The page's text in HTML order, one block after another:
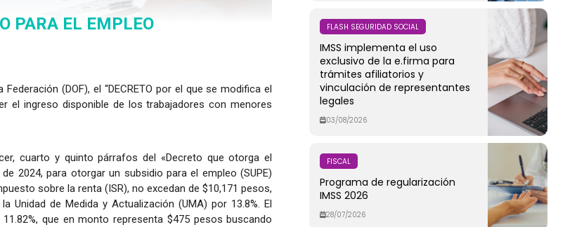
PARA EL EMPLEO
(DOF), el “DECRETO por el que se modifica el
el ingreso disponible de los trabajadores con menores
cuarto y quinto párrafos del «Decreto que otorga el
2024, para otorgar un subsidio para el empleo (SUPE)
sobre la renta (ISR), no excedan de $10,171 pesos,
de Medida y Actualización (UMA) por 13.8%. El
que en monto representa $475 pesos buscando
FLASH SEGURIDAD SOCIAL
IMSS implementa el uso
exclusivo de la e.firma para
trámites afiliatorios y
vinculación de representantes
legales
03/08/2026
FISCAL
Programa de regularización
IMSS 2026
28/07/2026